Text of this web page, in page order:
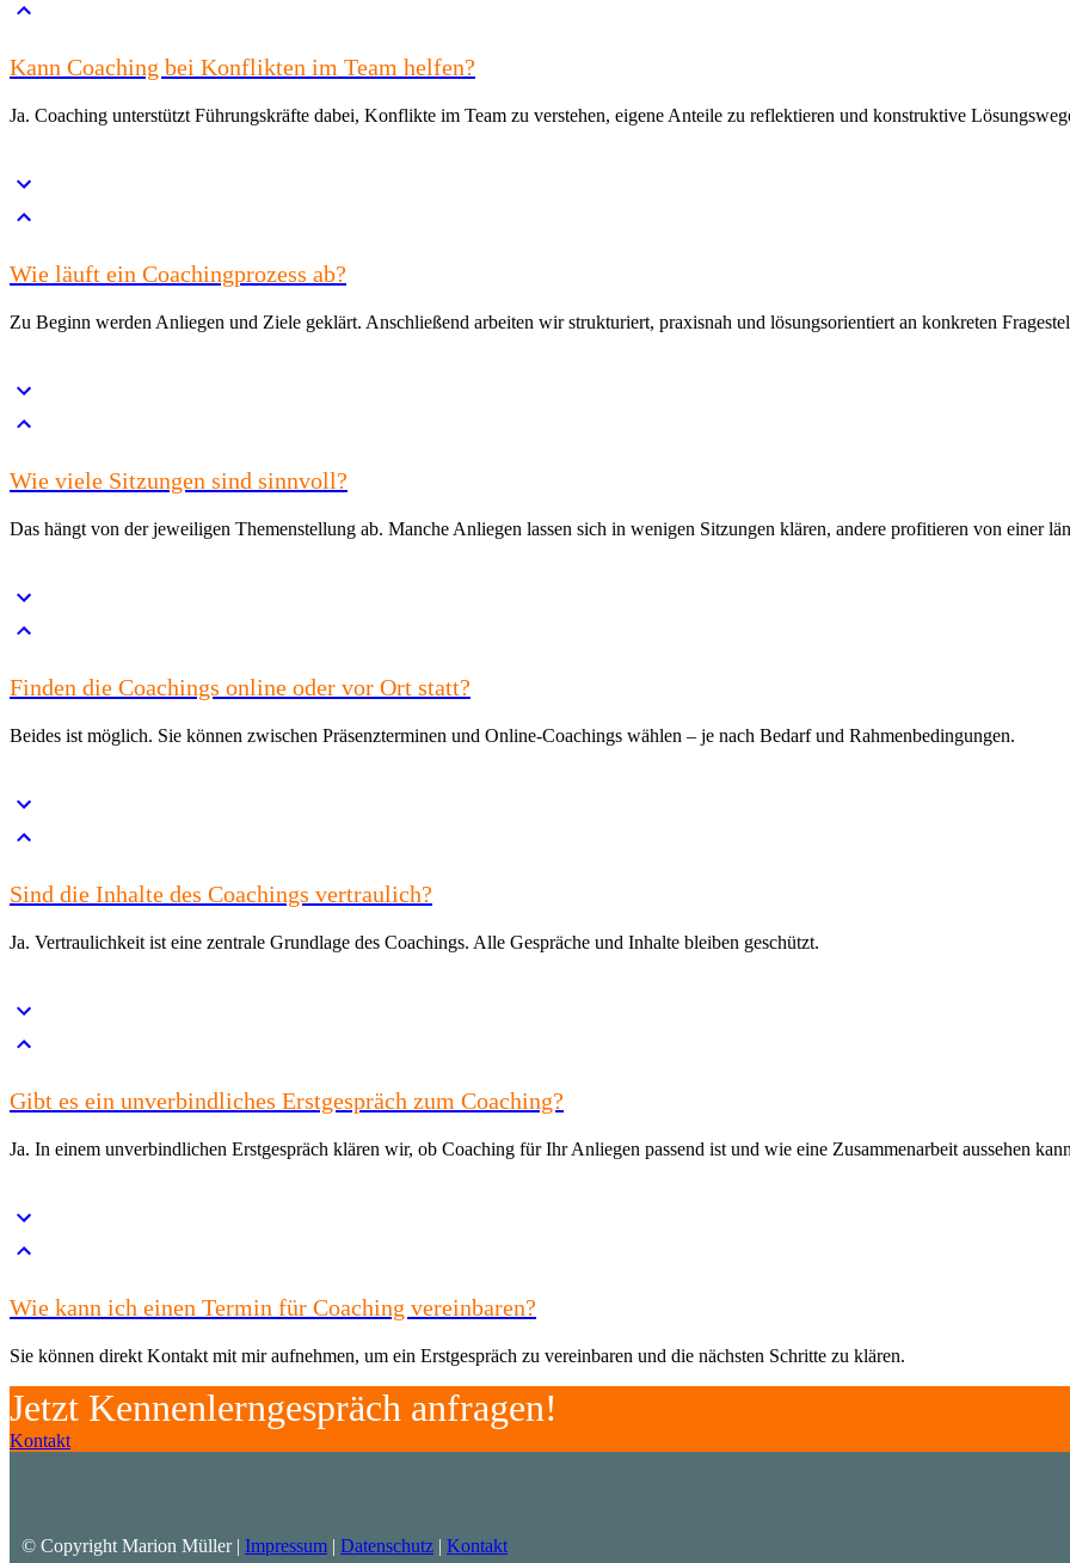
Kann Coaching bei Konflikten im Team helfen?
Ja. Coaching unterstützt Führungskräfte dabei, Konflikte im Team zu verstehen, eigene Anteile zu reflektieren und konstruktive
Wie läuft ein Coachingprozess ab?
Zu Beginn werden Anliegen und Ziele geklärt. Anschließend arbeiten wir strukturiert, praxisnah und lösungsorientiert an konkreten
Wie viele Sitzungen sind sinnvoll?
Das hängt von der jeweiligen Themenstellung ab. Manche Anliegen lassen sich in wenigen Sitzungen klären, andere profitieren von einer
Finden die Coachings online oder vor Ort statt?
Beides ist möglich. Sie können zwischen Präsenzterminen und Online-Coachings wählen – je nach Bedarf und Rahmenbedingungen.
Sind die Inhalte des Coachings vertraulich?
Ja. Vertraulichkeit ist eine zentrale Grundlage des Coachings. Alle Gespräche und Inhalte bleiben geschützt.
Gibt es ein unverbindliches Erstgespräch zum Coaching?
Ja. In einem unverbindlichen Erstgespräch klären wir, ob Coaching für Ihr Anliegen passend ist und wie eine Zusammenarbeit aussehen
Wie kann ich einen Termin für Coaching vereinbaren?
Sie können direkt Kontakt mit mir aufnehmen, um ein Erstgespräch zu vereinbaren und die nächsten Schritte zu klären.
Jetzt Kennenlerngespräch anfragen!
Kontakt
© Copyright Marion Müller | Impressum | Datenschutz | Kontakt